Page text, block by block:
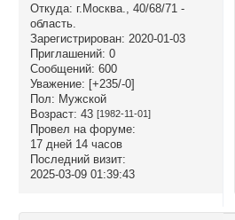
Откуда: г.Москва., 40/68/71 -
область.
Зарегистрирован: 2020-01-03
Приглашений: 0
Сообщений: 600
Уважение: [+235/-0]
Пол: Мужской
Возраст: 43 [1982-11-01]
Провел на форуме:
17 дней 14 часов
Последний визит:
2025-03-09 01:39:43